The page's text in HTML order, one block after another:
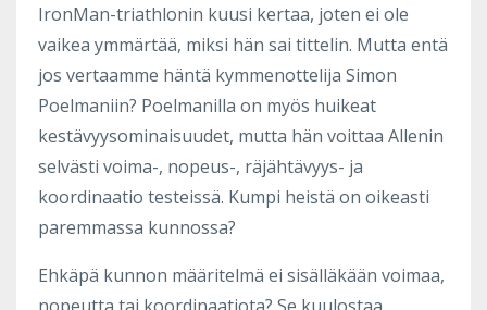
IronMan-triathlonin kuusi kertaa, joten ei ole
vaikea ymmärtää, miksi hän sai tittelin. Mutta entä
jos vertaamme häntä kymmenottelija Simon
Poelmaniin? Poelmanilla on myös huikeat
kestävyysominaisuudet, mutta hän voittaa Allenin
selvästi voima-, nopeus-, räjähtävyys- ja
koordinaatio testeissä. Kumpi heistä on oikeasti
paremmassa kunnossa?
Ehkäpä kunnon määritelmä ei sisälläkään voimaa,